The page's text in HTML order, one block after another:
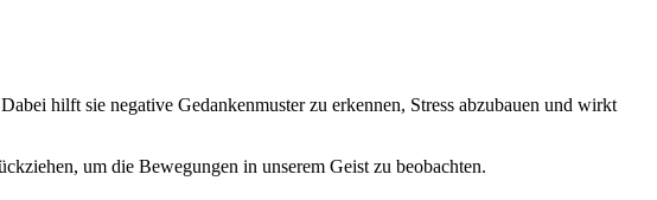
hilft sie negative Gedankenmuster zu erkennen, Stress abzubauen und wirkt
um die Bewegungen in unserem Geist zu beobachten.